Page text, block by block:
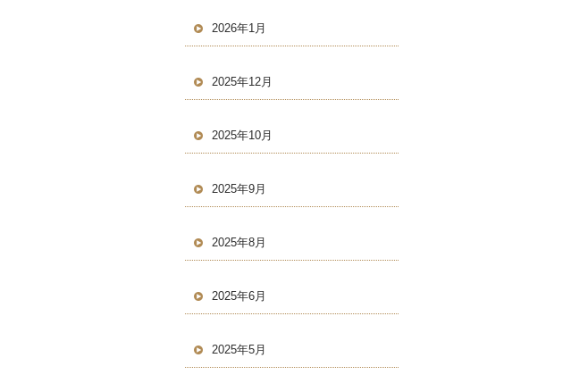
2026年1月
2025年12月
2025年10月
2025年9月
2025年8月
2025年6月
2025年5月